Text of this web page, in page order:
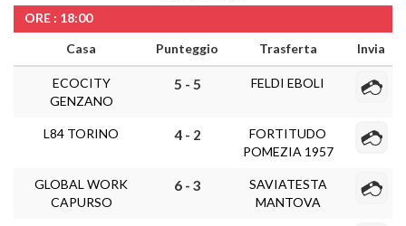
ORE : 18:00
Casa
Punteggio Trasferta Invia
ECOCITY
GENZANO
5 - 5 FELDI EBOLI
L84 TORINO 4 - 2
FORTITUDO
POMEZIA 1957
GLOBAL WORK
CAPURSO
6 - 3
SAVIATESTA
MANTOVA